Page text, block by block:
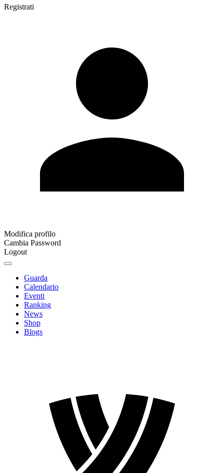
Registrati
Modifica profilo
Cambia Password
Logout
Guarda
Calendario
Eventi
Ranking
News
Shop
Blogs